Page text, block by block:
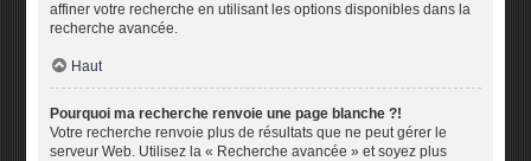
affiner votre recherche en utilisant les options disponibles dans la
recherche avancée.
Haut
Pourquoi ma recherche renvoie une page blanche ?!
Votre recherche renvoie plus de résultats que ne peut gérer le
serveur Web. Utilisez la « Recherche avancée » et soyez plus